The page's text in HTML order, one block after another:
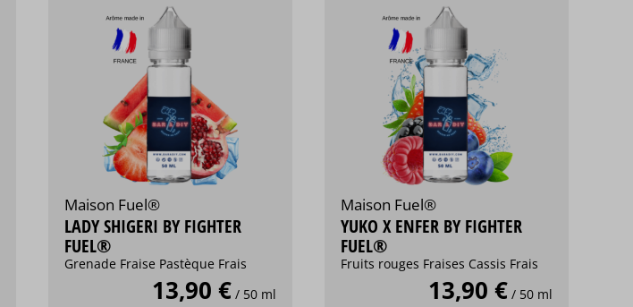
Maison Fuel®
LADY SHIGERI BY FIGHTER
FUEL®
Grenade Fraise Pastèque Frais
13,90 € / 50 ml
Maison Fuel®
YUKO X ENFER BY FIGHTER
FUEL®
Fruits rouges Fraises Cassis Frais
13,90 € / 50 ml